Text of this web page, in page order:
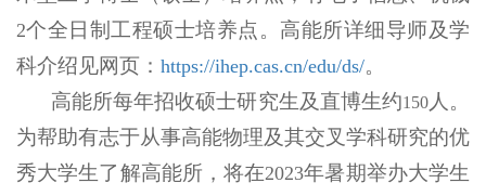
2个全日制工程硕士培养点。高能所详细导师及学
科介绍见网页： https://ihep.cas.cn/edu/ds/。
高能所每年招收硕士研究生及直博生约150人。
为帮助有志于从事高能物理及其交叉学科研究的优
秀大学生了解高能所，将在2023年暑期举办大学生